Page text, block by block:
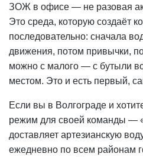
ЗОЖ в офисе — не разовая
Это среда, которую создаёт
последовательно: сначала
движения, потом привычки,
можно с малого — с бутыли
местом. Это и есть первый,
Если вы в Волгограде и
режим для своей команды —
доставляет артезианскую
ежедневно по всем районам